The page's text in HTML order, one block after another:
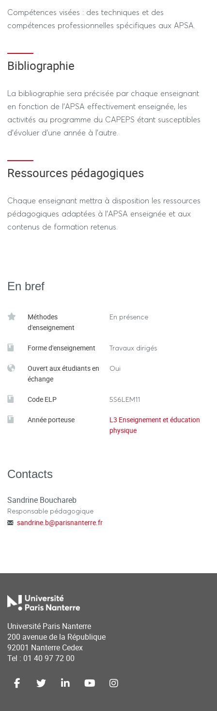
---------------- SESSION 2 ----------------
Évaluation pratique prenant appui sur les attendus du
Compétences visées : des techniques et des
compétences professionnelles spécifiques aux APSA.
Bibliographie
La bibliographie sera précisée par chaque enseignant
en fonction de l’APSA effectivement enseignée, les
activités au programme du CAPEPS étant susceptibles
d’évoluer d’une année à l’autre.
Ressources pédagogiques
Chaque enseignant mettra à disposition les ressources
pédagogiques adaptées à l’APSA enseignée et aux
contenus de formation retenus.
En bref
Méthodes
d'enseignement
En présence
Forme d'enseignement Travaux dirigés
Ouvert aux étudiants en
échange
Oui
Code ELP 5S6LEM11
Année porteuse
L3 Enseignement et éducation
physique
Contacts
Sandrine Bouchareb
Responsable pédagogique
sandrine.b@parisnanterre.fr
Université Paris Nanterre
200 avenue de la République
92001 Nanterre Cedex
Tel : 01 40 97 72 00